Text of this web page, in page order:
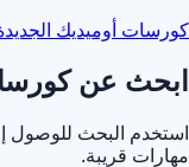
كورسات أوميديك
ابحث عن
استخدم البحث للوصول
مهارات قريبة.